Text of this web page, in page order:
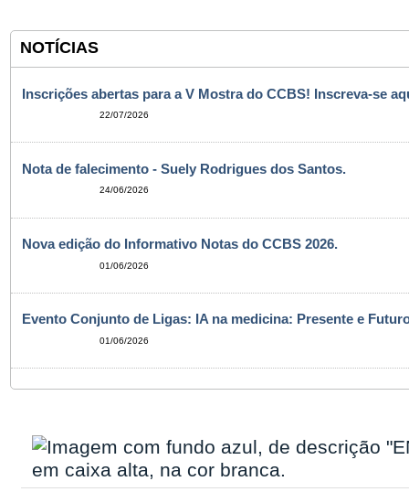
NOTÍCIAS
Inscrições abertas para a V Mostra do CCBS! Inscreva-se
22/07/2026
Nota de falecimento - Suely Rodrigues dos Santos.
24/06/2026
Nova edição do Informativo Notas do CCBS 2026.
01/06/2026
Evento Conjunto de Ligas: IA na medicina: Presente e
01/06/2026